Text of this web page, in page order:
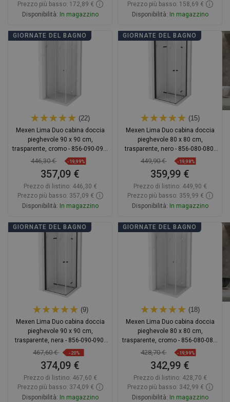
Prezzo più basso: 172,89 €
Disponibilità: In magazzino
Aggiungi al carrello
Prezzo più basso: 158,69 €
Disponibilità: In magazzino
Aggiungi al carrello
GIORNATE DEL BAGNO
(22)
Mexen Lima Duo cabina doccia
pieghevole 90 x 90 cm,
trasparente, cromo - 856-090-090-
02-00
446,30 € -19,99%
357,09 €
Prezzo di listino: 446,30 €
Prezzo più basso: 357,09 €
Disponibilità: In magazzino
Aggiungi al carrello
GIORNATE DEL BAGNO
(15)
Mexen Lima Duo cabina doccia
pieghevole 80 x 80 cm,
trasparente, nero - 856-080-080-
70-00-02
449,90 € -19,98%
359,99 €
Prezzo di listino: 449,90 €
Prezzo più basso: 359,99 €
Disponibilità: In magazzino
Aggiungi al carrello
GIORNATE DEL BAGNO
(9)
Mexen Lima Duo cabina doccia
pieghevole 90 x 90 cm,
trasparente, nera - 856-090-090-
70-00-02
467,60 € -20%
374,09 €
Prezzo di listino: 467,60 €
Prezzo più basso: 374,09 €
Disponibilità: In magazzino
GIORNATE DEL BAGNO
(18)
Mexen Lima Duo cabina doccia
pieghevole 80 x 80 cm,
trasparente, cromo - 856-080-080-
02-00
428,70 € -19,99%
342,99 €
Prezzo di listino: 428,70 €
Prezzo più basso: 342,99 €
Disponibilità: In magazzino